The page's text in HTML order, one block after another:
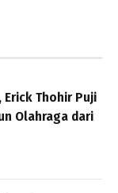
Thohir Puji
Olahraga dari